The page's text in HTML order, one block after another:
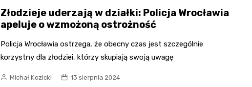
Złodzieje uderzają w działki: Policja Wrocławia
apeluje o wzmożoną ostrożność
Policja Wrocławia ostrzega, że obecny czas jest szczególnie
korzystny dla złodziei, którzy skupiają swoją uwagę
Michał Kozicki 13 sierpnia 2024